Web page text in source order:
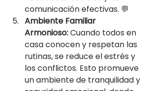
comunicación efectivas. 💬
Ambiente Familiar
Armonioso: Cuando todos en
casa conocen y respetan las
rutinas, se reduce el estrés y
los conflictos. Esto promueve
un ambiente de tranquilidad y